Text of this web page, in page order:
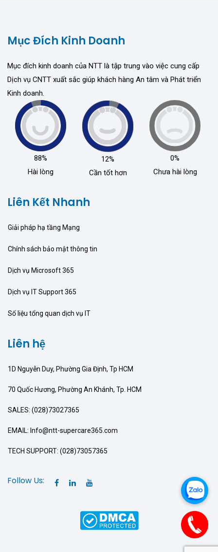
Mục Đích Kinh Doanh
Mục đích kinh doanh của NTT là tập trung vào việc cung cấp
Dịch vụ CNTT xuất sắc giúp khách hàng An tâm và Phát triển
Kinh doanh.
88%
Hài lòng
12%
Cần tốt hơn
0%
Chưa hài lòng
Liên Kết Nhanh
Giải pháp hạ tầng Mạng
Chính sách bảo mật thông tin
Dịch vụ Microsoft 365
Dịch vụ IT Support 365
Số liệu tổng quan dịch vụ IT
Liên hệ
1D Nguyễn Duy, Phường Gia Định, Tp HCM
70 Quốc Hương, Phường An Khánh, Tp. HCM
SALES: (028)73027365
EMAIL: Info@ntt-supercare365.com
TECH SUPPORT: (028)73057365
Follow Us: